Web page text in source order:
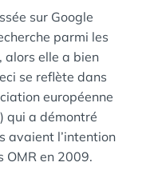
sur Google
parmi les
alors elle a bien
se reflète dans
européenne
qui a démontré
avaient l’intention
OMR en 2009.